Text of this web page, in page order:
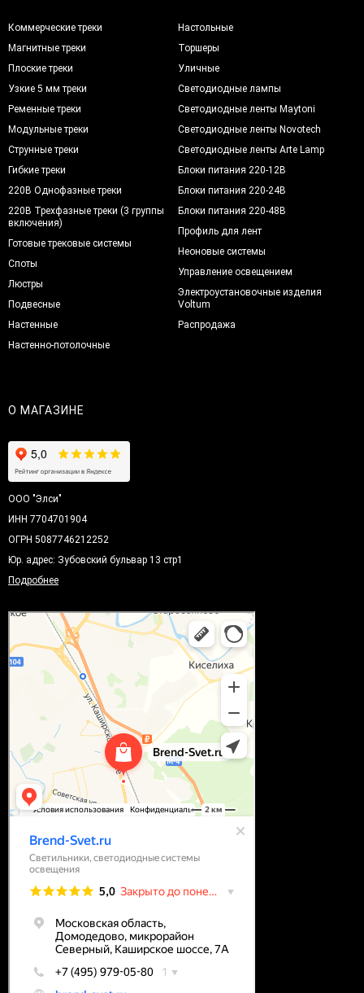
Коммерческие треки
Магнитные треки
Плоские треки
Узкие 5 мм треки
Ременные треки
Модульные треки
Струнные треки
Гибкие треки
220В Однофазные треки
220В Трехфазные треки (3 группы
включения)
Готовые трековые системы
Споты
Люстры
Подвесные
Настенные
Настенно-потолочные
Настольные
Торшеры
Уличные
Светодиодные лампы
Светодиодные ленты Maytoni
Светодиодные ленты Novotech
Светодиодные ленты Arte Lamp
Блоки питания 220-12В
Блоки питания 220-24В
Блоки питания 220-48В
Профиль для лент
Неоновые системы
Управление освещением
Электроустановочные изделия
Voltum
Распродажа
О МАГАЗИНЕ
ООО "Элси"
ИНН 7704701904
ОГРН 5087746212252
Юр. адрес: Зубовский бульвар 13 стр1
Подробнее